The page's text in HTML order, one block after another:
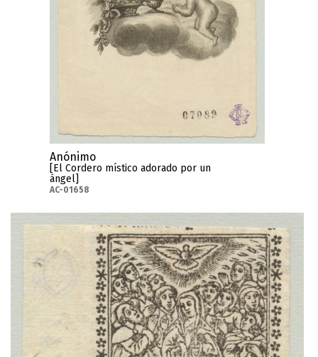
Anónimo
[El Cordero místico adorado por un
ángel]
AC-01658